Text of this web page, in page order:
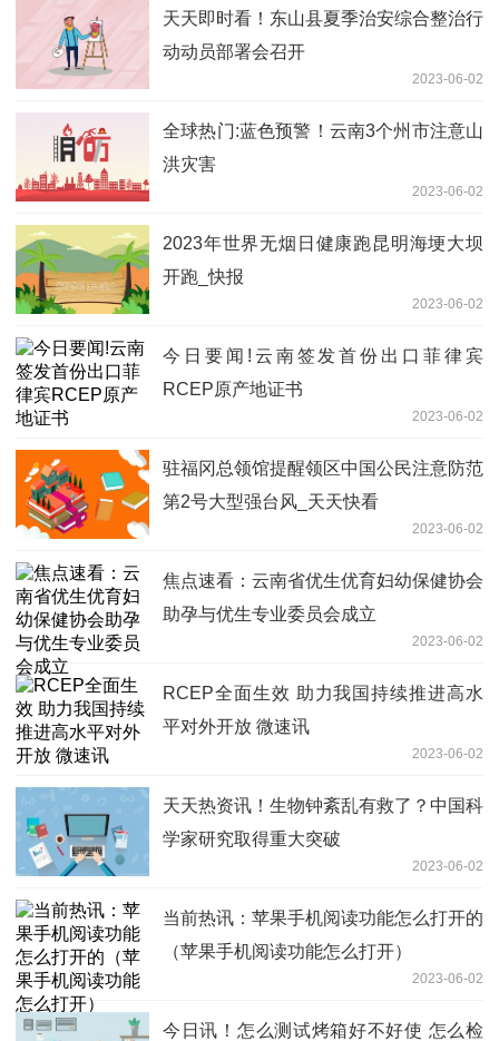
天天即时看！东山县夏季治安综合整治行
动动员部署会召开
2023-06-02
全球热门:蓝色预警！云南3个州市注意山
洪灾害
2023-06-02
2023年世界无烟日健康跑昆明海埂大坝
开跑_快报
2023-06-02
今日要闻!云南签发首份出口菲律宾
RCEP原产地证书
2023-06-02
驻福冈总领馆提醒领区中国公民注意防范
第2号大型强台风_天天快看
2023-06-02
焦点速看：云南省优生优育妇幼保健协会
助孕与优生专业委员会成立
2023-06-02
RCEP全面生效 助力我国持续推进高水
平对外开放 微速讯
2023-06-02
天天热资讯！生物钟紊乱有救了？中国科
学家研究取得重大突破
2023-06-02
当前热讯：苹果手机阅读功能怎么打开的
（苹果手机阅读功能怎么打开）
2023-06-02
今日讯！怎么测试烤箱好不好使 怎么检